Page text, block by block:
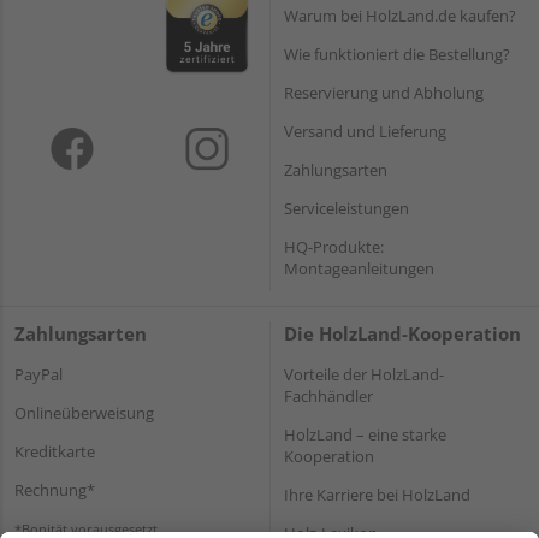
Warum bei HolzLand.de kaufen?
Wie funktioniert die Bestellung?
Reservierung und Abholung
Versand und Lieferung
Zahlungsarten
Serviceleistungen
HQ-Produkte:
Montageanleitungen
Zahlungsarten
PayPal
Onlineüberweisung
Kreditkarte
Rechnung*
*Bonität vorausgesetzt
Die HolzLand-Kooperation
Vorteile der HolzLand-
Fachhändler
HolzLand – eine starke
Kooperation
Ihre Karriere bei HolzLand
Holz-Lexikon